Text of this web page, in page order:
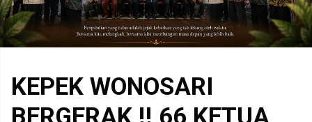
KEPEK WONOSARI